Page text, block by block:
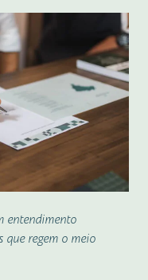
entendimento
regem o meio